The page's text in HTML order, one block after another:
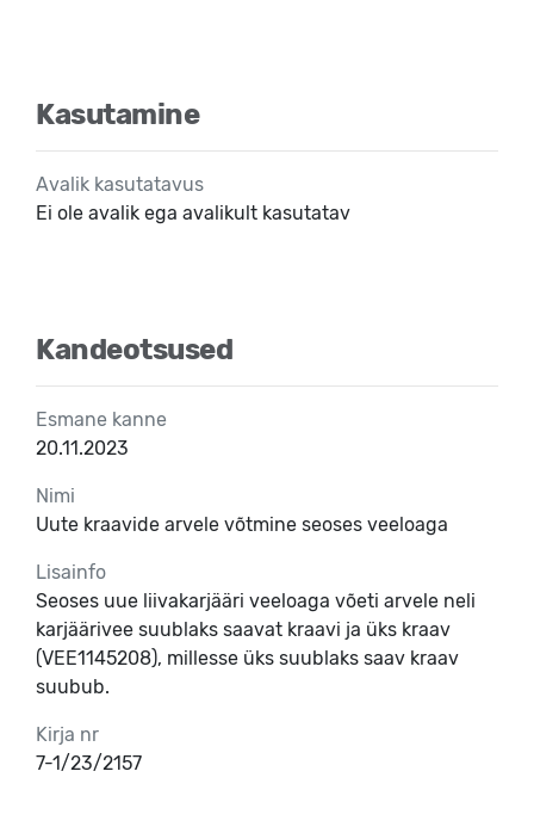
Kasutamine
Avalik kasutatavus
Ei ole avalik ega avalikult kasutatav
Kandeotsused
Esmane kanne
20.11.2023
Nimi
Uute kraavide arvele võtmine seoses veeloaga
Lisainfo
Seoses uue liivakarjääri veeloaga võeti arvele neli
karjäärivee suublaks saavat kraavi ja üks kraav
(VEE1145208), millesse üks suublaks saav kraav
suubub.
Kirja nr
7-1/23/2157